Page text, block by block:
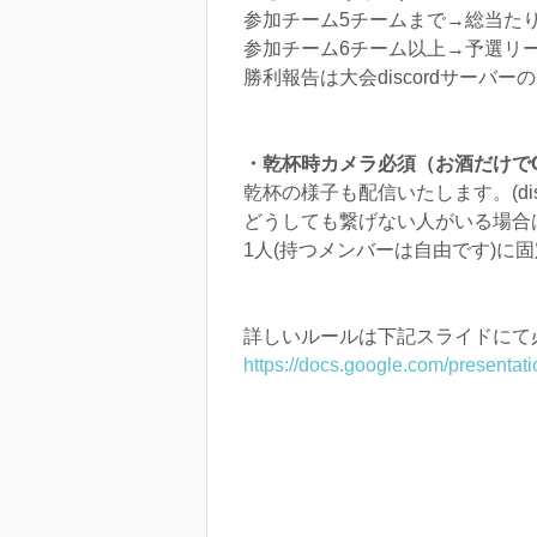
参加チーム5チームまで→総当た
参加チーム6チーム以上→予選リ
勝利報告は大会discordサーバー
・乾杯時カメラ必須（お酒だけ
乾杯の様子も配信いたします。
どうしても繋げない人がいる場
1人(持つメンバーは自由です)に
詳しいルールは下記スライドに
https://docs.google.com/